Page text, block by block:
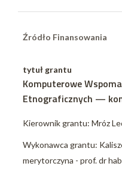
Źródło Finansowania
tytuł grantu
Komputerowe
Etnograficznych —
Kierownik grantu: Mróz
Wykonawca grantu:
merytorczyna - prof. dr